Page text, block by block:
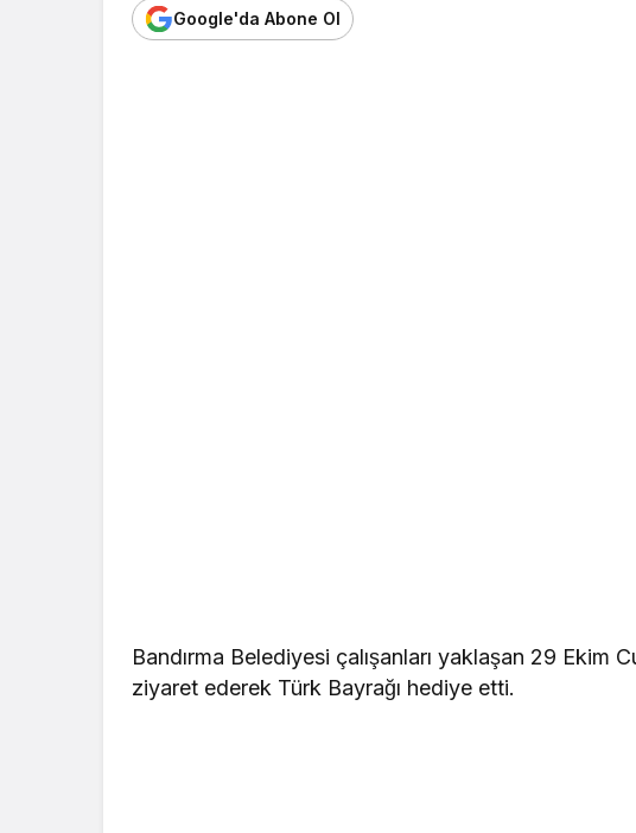
Google'da Abone Ol
Bandırma Belediyesi çalışanları yaklaşan 29 Ekim
ziyaret ederek Türk Bayrağı hediye etti.
Yerel